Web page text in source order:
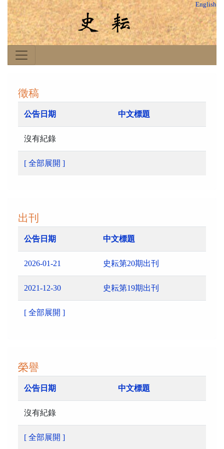
English
徵稿
公告日期 中文標題
沒有紀錄
[ 全部展開 ]
出刊
公告日期 中文標題
2026-01-21 史耘第20期出刊
2021-12-30 史耘第19期出刊
[ 全部展開 ]
榮譽
公告日期 中文標題
沒有紀錄
[ 全部展開 ]